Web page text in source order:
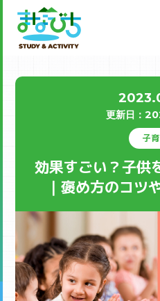
更新⽇：
子
効果すごい？子供
｜褒め方のコツ